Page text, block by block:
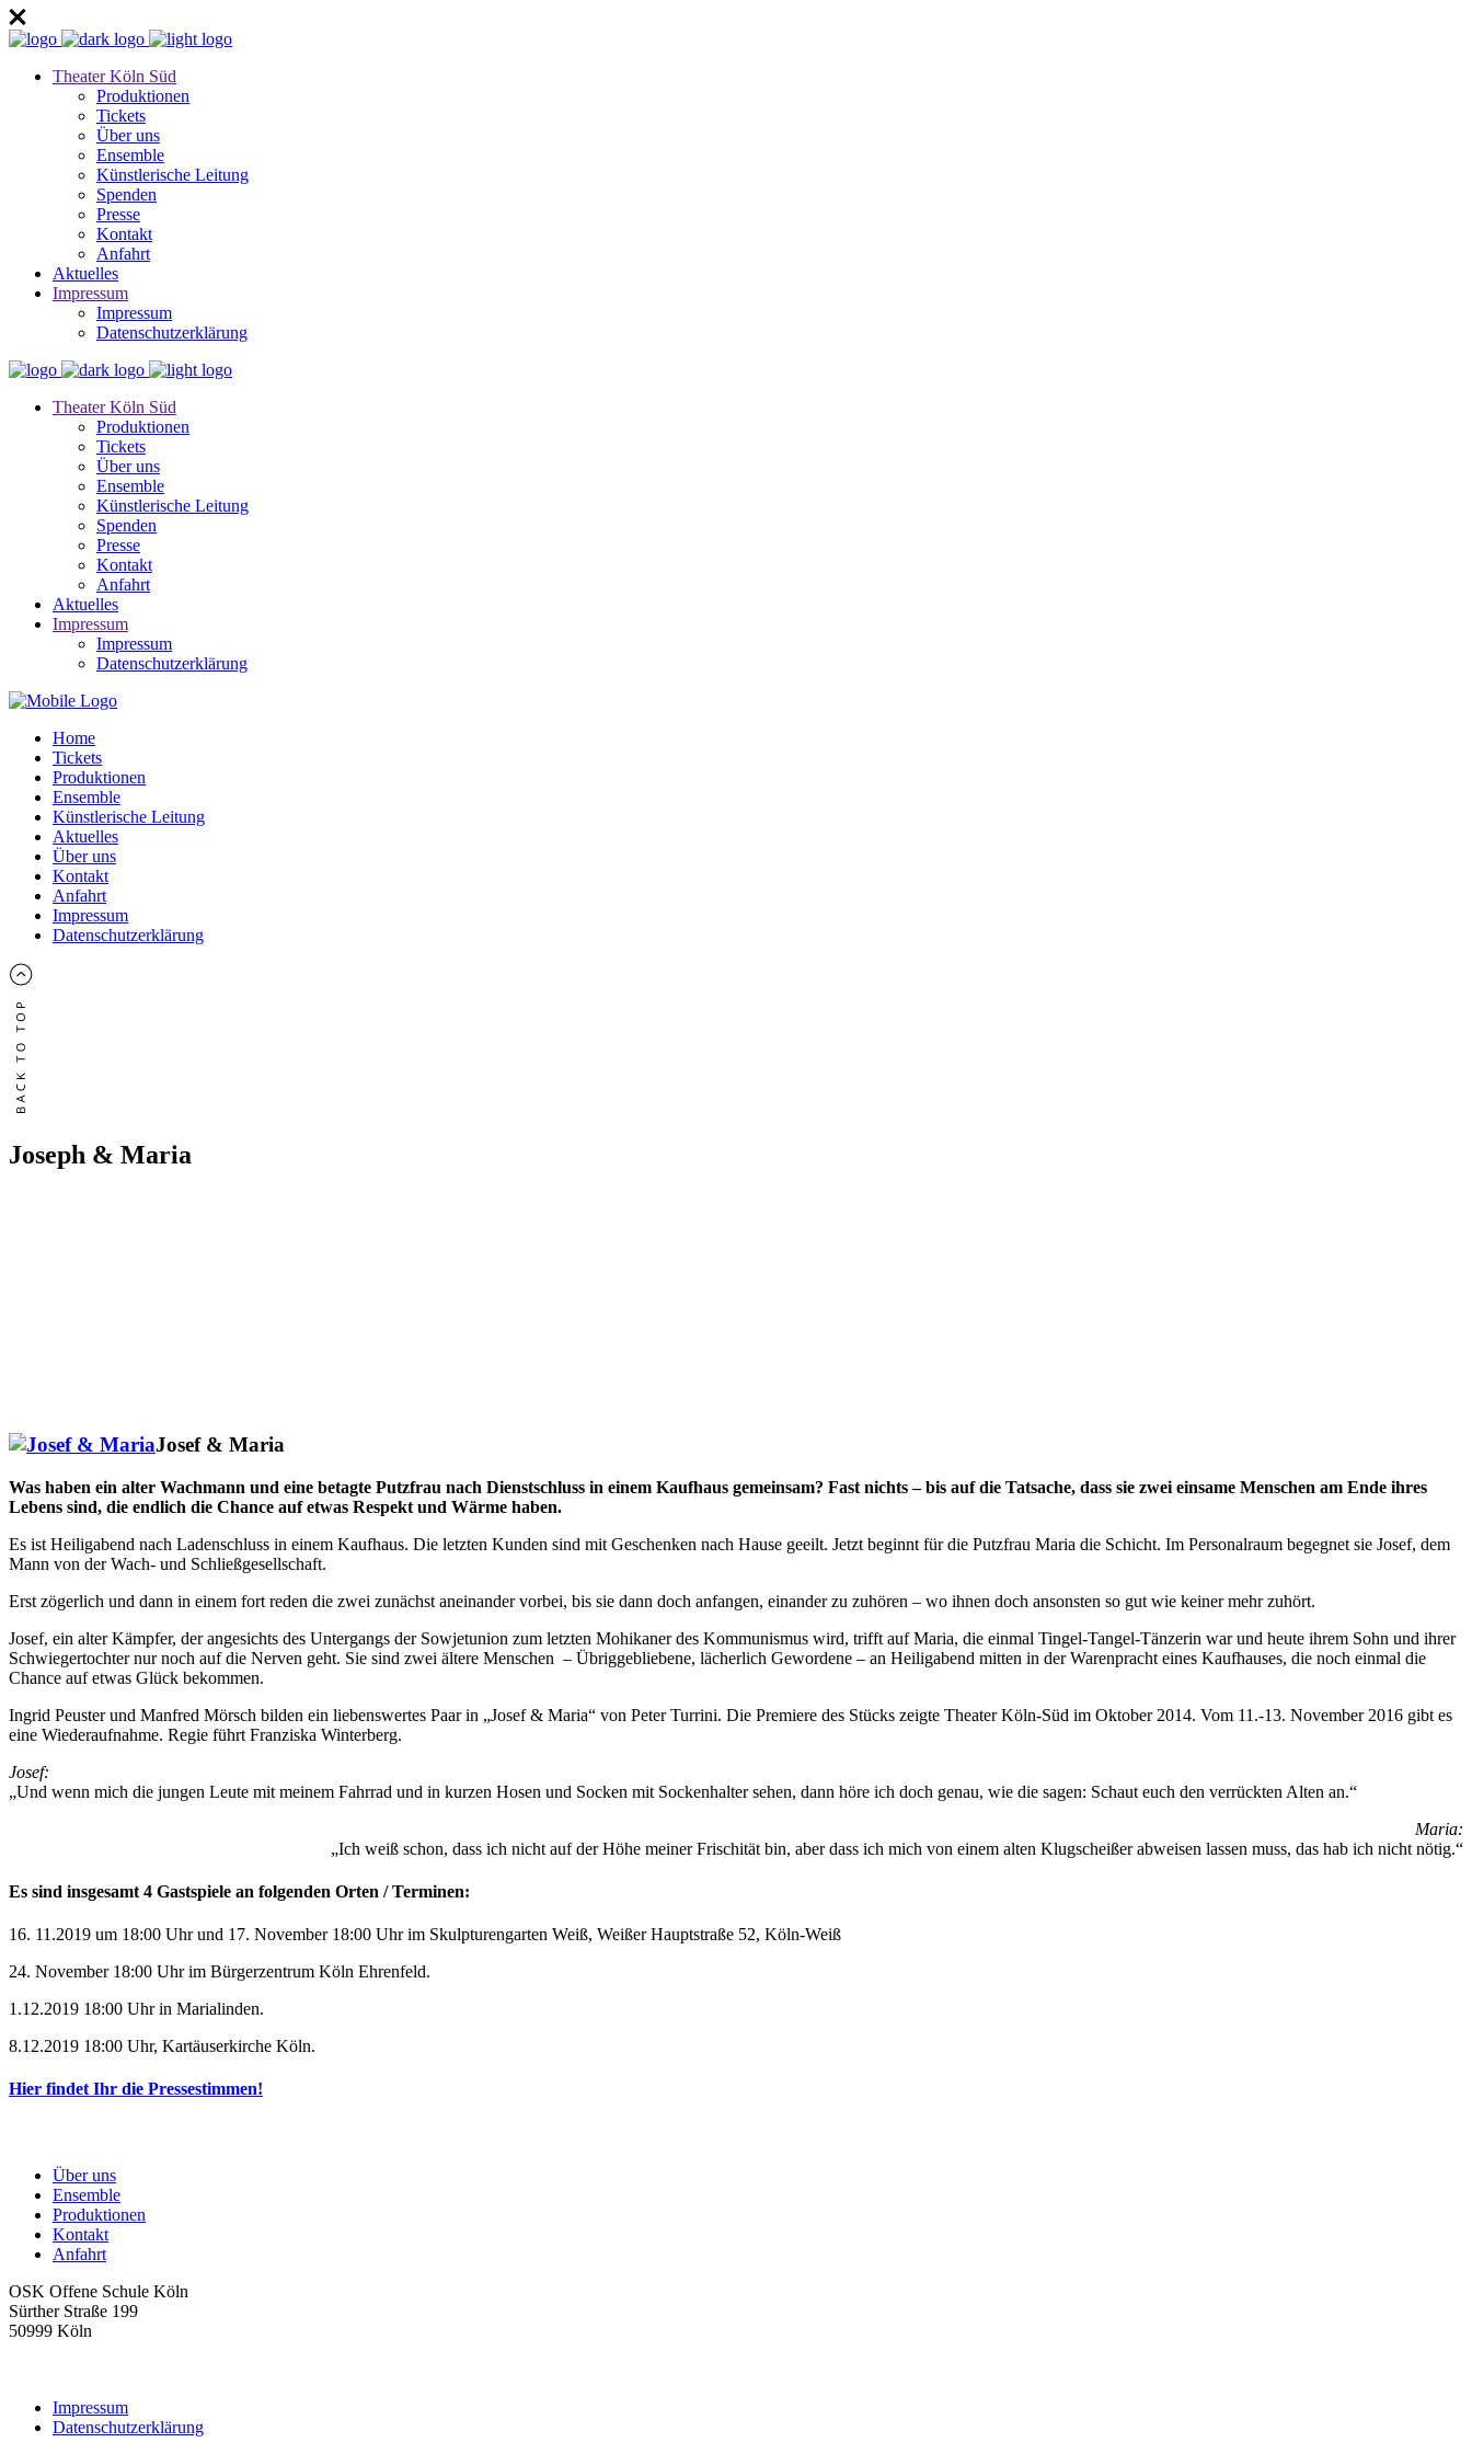
Theater Köln Süd
Produktionen
Tickets
Über uns
Ensemble
Künstlerische Leitung
Spenden
Presse
Kontakt
Anfahrt
Aktuelles
Impressum
Impressum
Datenschutzerklärung
Theater Köln Süd
Produktionen
Tickets
Über uns
Ensemble
Künstlerische Leitung
Spenden
Presse
Kontakt
Anfahrt
Aktuelles
Impressum
Impressum
Datenschutzerklärung
Home
Tickets
Produktionen
Ensemble
Künstlerische Leitung
Aktuelles
Über uns
Kontakt
Anfahrt
Impressum
Datenschutzerklärung
Joseph & Maria
Josef & Maria
Was haben ein alter Wachmann und eine betagte Putzfrau nach Dienstschluss in einem Kaufhaus gemeinsam? Fast nichts – bis auf die Tatsache, dass sie zwei einsame Menschen am Ende ihres
Lebens sind, die endlich die Chance auf etwas Respekt und Wärme haben.
Es ist Heiligabend nach Ladenschluss in einem Kaufhaus. Die letzten Kunden sind mit Geschenken nach Hause geeilt. Jetzt beginnt für die Putzfrau Maria die Schicht. Im Personalraum begegnet sie Josef, dem
Mann von der Wach- und Schließgesellschaft.
Erst zögerlich und dann in einem fort reden die zwei zunächst aneinander vorbei, bis sie dann doch anfangen, einander zu zuhören – wo ihnen doch ansonsten so gut wie keiner mehr zuhört.
Josef, ein alter Kämpfer, der angesichts des Untergangs der Sowjetunion zum letzten Mohikaner des Kommunismus wird, trifft auf Maria, die einmal Tingel-Tangel-Tänzerin war und heute ihrem Sohn und ihrer
Schwiegertochter nur noch auf die Nerven geht. Sie sind zwei ältere Menschen – Übriggebliebene, lächerlich Gewordene – an Heiligabend mitten in der Warenpracht eines Kaufhauses, die noch einmal die
Chance auf etwas Glück bekommen.
Ingrid Peuster und Manfred Mörsch bilden ein liebenswertes Paar in „Josef & Maria“ von Peter Turrini. Die Premiere des Stücks zeigte Theater Köln-Süd im Oktober 2014. Vom 11.-13. November 2016 gibt es
eine Wiederaufnahme. Regie führt Franziska Winterberg.
Josef:
„Und wenn mich die jungen Leute mit meinem Fahrrad und in kurzen Hosen und Socken mit Sockenhalter sehen, dann höre ich doch genau, wie die sagen: Schaut euch den verrückten Alten an.“
Maria:
„Ich weiß schon, dass ich nicht auf der Höhe meiner Frischität bin, aber dass ich mich von einem alten Klugscheißer abweisen lassen muss, das hab ich nicht nötig.“
Es sind insgesamt 4 Gastspiele an folgenden Orten / Terminen:
16. 11.2019 um 18:00 Uhr und 17. November 18:00 Uhr im Skulpturengarten Weiß, Weißer Hauptstraße 52, Köln-Weiß
24. November 18:00 Uhr im Bürgerzentrum Köln Ehrenfeld.
1.12.2019 18:00 Uhr in Marialinden.
8.12.2019 18:00 Uhr, Kartäuserkirche Köln.
Hier findet Ihr die Pressestimmen!
Über uns
Ensemble
Produktionen
Kontakt
Anfahrt
OSK Offene Schule Köln
Sürther Straße 199
50999 Köln
Impressum
Datenschutzerklärung